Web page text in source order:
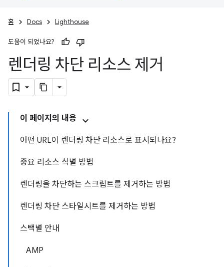
홈 Docs Lighthouse
도움이 되었나요?
렌더링 차단 리소스 제거
이 페이지의 내용
어떤 URL이 렌더링 차단 리소스로 표시되나요?
중요 리소스 식별 방법
렌더링을 차단하는 스크립트를 제거하는 방법
렌더링 차단 스타일시트를 제거하는 방법
스택별 안내
AMP